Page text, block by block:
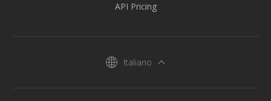
API Pricing
Italiano